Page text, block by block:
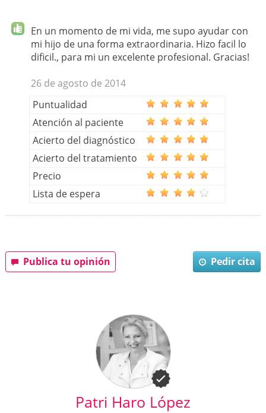
En un momento de mi vida, me supo ayudar con
mi hijo de una forma extraordinaria. Hizo facil lo
dificil., para mi un excelente profesional. Gracias!
26 de agosto de 2014
Puntualidad
Atención al paciente
Acierto del diagnóstico
Acierto del tratamiento
Precio
Lista de espera
Publica tu opinión Pedir cita
Patri Haro López